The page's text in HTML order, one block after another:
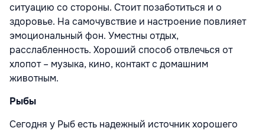
ситуацию со стороны. Стоит позаботиться и о
здоровье. На самочувствие и настроение повлияет
эмоциональный фон. Уместны отдых,
расслабленность. Хороший способ отвлечься от
хлопот – музыка, кино, контакт с домашним
животным.
Рыбы
Сегодня у Рыб есть надежный источник хорошего